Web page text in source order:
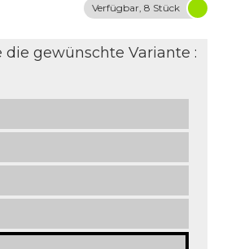
Verfügbar, 8 Stück
die gewünschte Variante :